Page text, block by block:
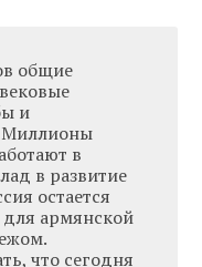
общие
и
Миллионы
в
в развитие
остается
для армянской
что сегодня